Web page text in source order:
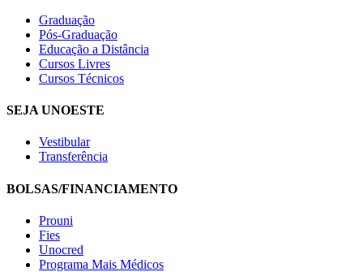
Graduação
Pós-Graduação
Educação a Distância
Cursos Livres
Cursos Técnicos
SEJA UNOESTE
Vestibular
Transferência
BOLSAS/FINANCIAMENTO
Prouni
Fies
Unocred
Programa Mais Médicos